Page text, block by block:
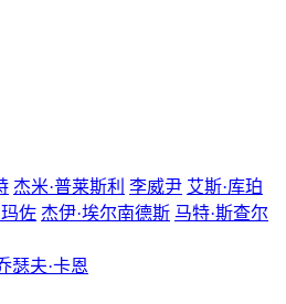
杰米·普莱斯利 李威尹 艾斯·库珀
佐 杰伊·埃尔南德斯 马特·斯查尔
瑟夫·卡恩